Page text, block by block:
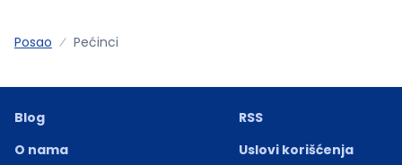
Posao Pećinci
Blog
O nama
RSS
Uslovi korišćenja